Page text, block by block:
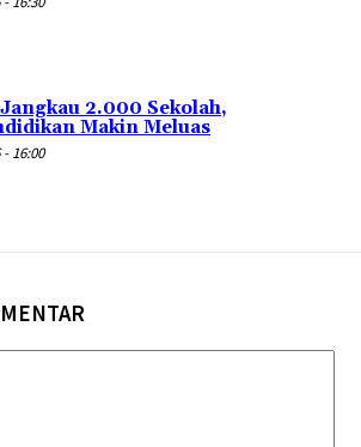
2.000 Sekolah,
Makin Meluas
16:00